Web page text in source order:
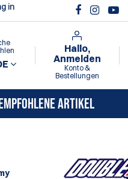
in
Hallo,
Anmelden
Konto &
Bestellungen
ARTIKEL